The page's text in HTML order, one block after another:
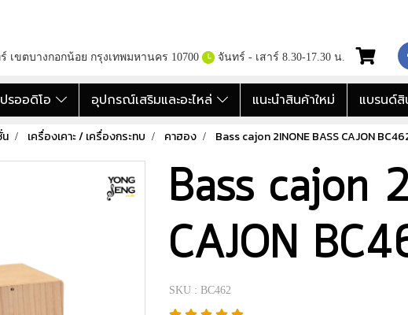
ขตบางกอกน้อย กรุงเทพมหานคร 10700 จันทร์ - เสาร์ 8.30-17.30 น.
รออดิโอ อุปกรณ์เสริมและอะไหล่ แนะนำสินค้าใหม่ แบรนด์
เครื่องเคาะ / เครื่องกระทบ คาฮอง Bass cajon 2INONE BASS CAJON
Bass cajon
CAJON
SKU : BC462